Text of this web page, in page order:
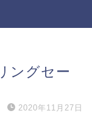
ングセー
2020年11月27日